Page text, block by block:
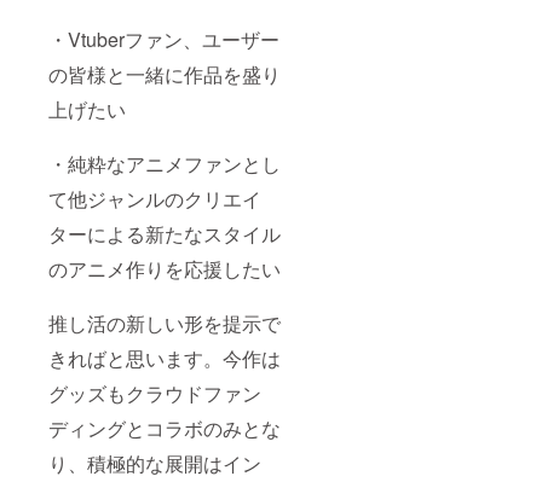
・Vtuberファン、ユーザー
の皆様と一緒に作品を盛り
上げたい
・純粋なアニメファンとし
て他ジャンルのクリエイ
ターによる新たなスタイル
のアニメ作りを応援したい
推し活の新しい形を提示で
きればと思います。今作は
グッズもクラウドファン
ディングとコラボのみとな
り、積極的な展開はイン